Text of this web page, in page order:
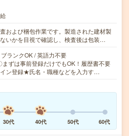
および梱包作業です。製造された建材製
いかを目視で確認し、検査後は包装…
ランクOK / 英語力不要
ずは事前登録だけでもOK！履歴書不要
ン登録★氏名・職種などを入力す…
30代 40代 50代 60代